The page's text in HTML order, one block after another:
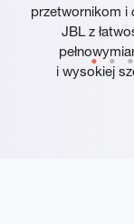
przetwornikom i
JBL z
i wysokiej